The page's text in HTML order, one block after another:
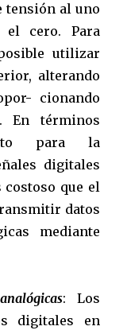
tensión al uno
cero. Para
utilizar
alterando
cionando
En términos
para la
digitales
costoso que el
datos
mediante
: Los
digitales en